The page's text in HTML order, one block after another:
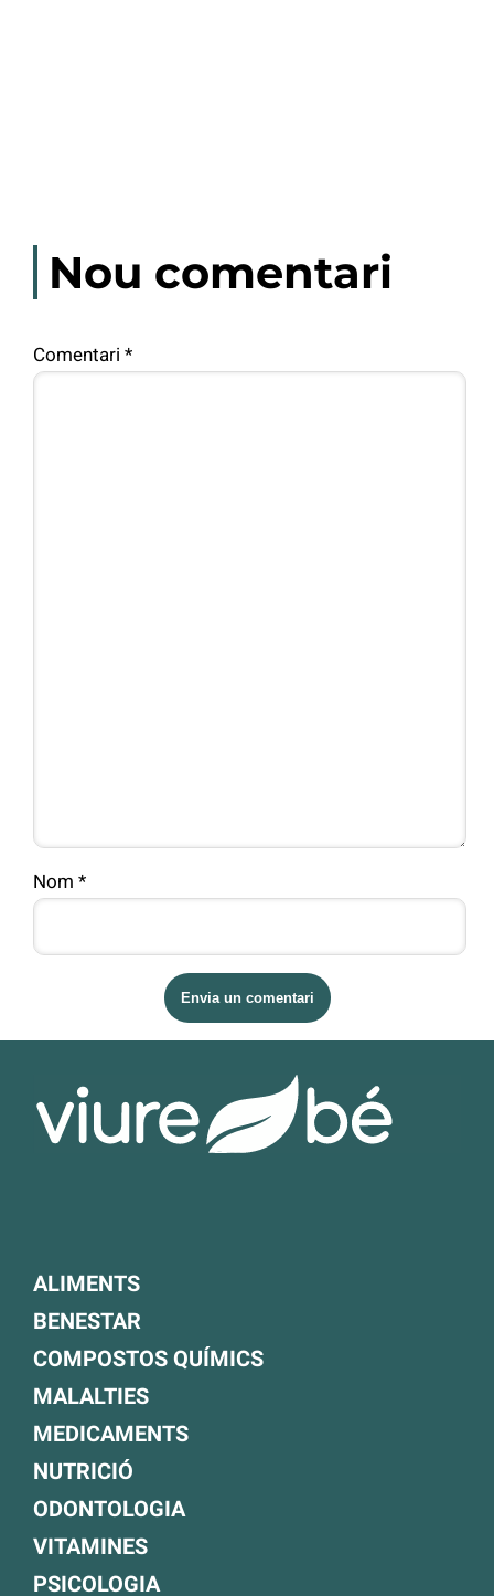
Nou comentari
Comentari *
Nom *
ALIMENTS
BENESTAR
COMPOSTOS QUÍMICS
MALALTIES
MEDICAMENTS
NUTRICIÓ
ODONTOLOGIA
VITAMINES
PSICOLOGIA